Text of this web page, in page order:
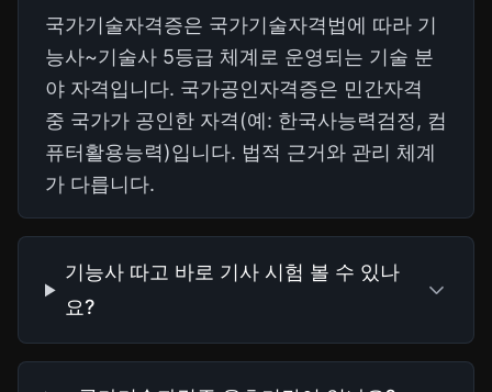
국가기술자격증은 국가기술자격법에 따라 기
능사~기술사 5등급 체계로 운영되는 기술 분
야 자격입니다. 국가공인자격증은 민간자격
중 국가가 공인한 자격(예: 한국사능력검정, 컴
퓨터활용능력)입니다. 법적 근거와 관리 체계
가 다릅니다.
기능사 따고 바로 기사 시험 볼 수 있나
요?